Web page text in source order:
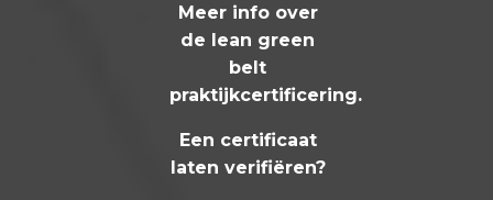
Meer info over
de lean green
belt
praktijkcertificering.
Een certificaat
laten verifiëren?